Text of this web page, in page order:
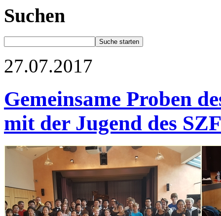
Suchen
27.07.2017
Gemeinsame Proben
mit der Jugend des